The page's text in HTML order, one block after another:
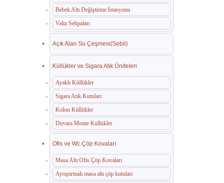
Bebek Altı Değiştirme İstasyonu
Valiz Sehpaları
Açık Alan Su Çeşmesi(Sebil)
Küllükler ve Sigara Atık Üniteleri
Ayaklı Küllükler
Sigara Atık Kutuları
Kolon Küllükler
Duvara Monte Küllükler
Ofis ve Wc Çöp Kovaları
Masa Altı Ofis Çöp Kovaları
Ayrıştırmalı masa altı çöp kutuları